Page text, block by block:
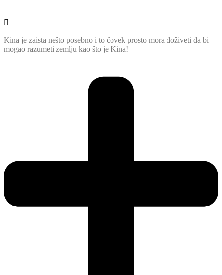
Kina je zaista nešto posebno i to čovek prosto mora doživeti da bi
mogao razumeti zemlju kao što je Kina!